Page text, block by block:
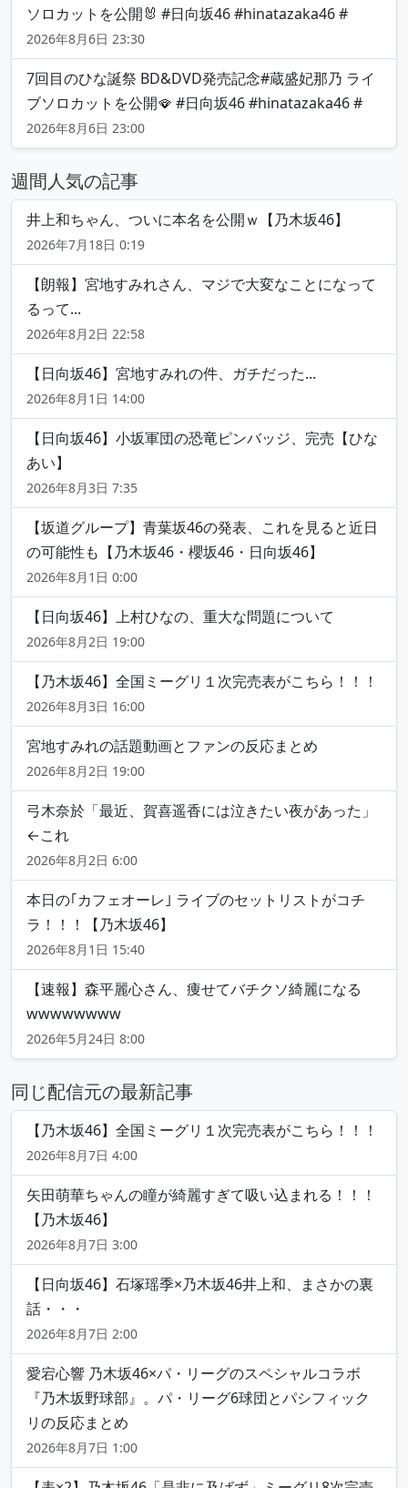
ソロカットを公開🐰 #日向坂46 #hinatazaka46 #
2026年8月6日 23:30
7回目のひな誕祭 BD&DVD発売記念#蔵盛妃那乃 ライ
ブソロカットを公開🪭 #日向坂46 #hinatazaka46 #
2026年8月6日 23:00
週間人気の記事
井上和ちゃん、ついに本名を公開ｗ【乃木坂46】
2026年7月18日 0:19
【朗報】宮地すみれさん、マジで大変なことになって
るって...
2026年8月2日 22:58
【日向坂46】宮地すみれの件、ガチだった...
2026年8月1日 14:00
【日向坂46】小坂軍団の恐竜ピンバッジ、完売【ひな
あい】
2026年8月3日 7:35
【坂道グループ】青葉坂46の発表、これを見ると近日
の可能性も【乃木坂46・櫻坂46・日向坂46】
2026年8月1日 0:00
【日向坂46】上村ひなの、重大な問題について
2026年8月2日 19:00
【乃木坂46】全国ミーグリ１次完売表がこちら！！！
2026年8月3日 16:00
宮地すみれの話題動画とファンの反応まとめ
2026年8月2日 19:00
弓木奈於「最近、賀喜遥香には泣きたい夜があった」
←これ
2026年8月2日 6:00
本日の｢カフェオーレ｣ ライブのセットリストがコチ
ラ！！！【乃木坂46】
2026年8月1日 15:40
【速報】森平麗心さん、痩せてバチクソ綺麗になる
wwwwwwww
2026年5月24日 8:00
同じ配信元の最新記事
【乃木坂46】全国ミーグリ１次完売表がこちら！！！
2026年8月7日 4:00
矢田萌華ちゃんの瞳が綺麗すぎて吸い込まれる！！！
【乃木坂46】
2026年8月7日 3:00
【日向坂46】石塚瑶季×乃木坂46井上和、まさかの裏
話・・・
2026年8月7日 2:00
愛宕心響 乃木坂46×パ・リーグのスペシャルコラボ
『乃木坂野球部』。パ・リーグ6球団とパシフィック
リの反応まとめ
2026年8月7日 1:00